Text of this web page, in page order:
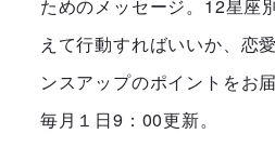
ためのメッセージ。12星座
えて行動すればいいか、恋
ンスアップのポイントをお
毎月１日9：00更新。